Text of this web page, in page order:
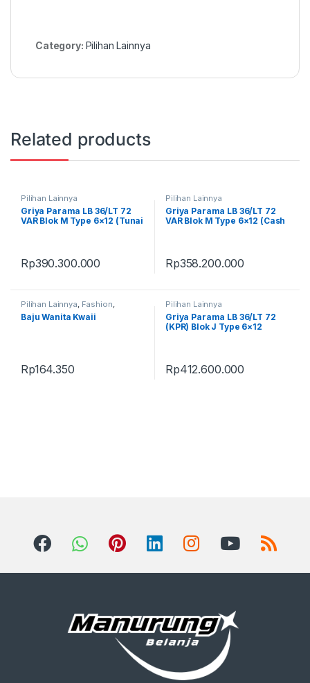
Category: Pilihan Lainnya
Related products
Pilihan Lainnya
Griya Parama LB 36/LT 72
VAR Blok M Type 6×12 (Tunai
Rp390.300.000
Pilihan Lainnya
Griya Parama LB 36/LT 72
VAR Blok M Type 6×12 (Cash
Rp358.200.000
Pilihan Lainnya Fashion
Fashion Wanita Produk Terbaru
Baju Wanita Kwaii
Rp164.350
Pilihan Lainnya
Griya Parama LB 36/LT 72
(KPR) Blok J Type 6×12
Rp412.600.000